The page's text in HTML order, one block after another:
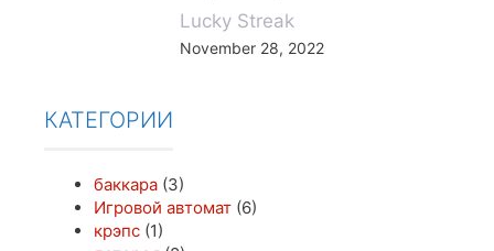
Lucky Streak
November 28, 2022
КАТЕГОРИИ
баккара (3)
Игровой автомат (6)
крэпс (1)